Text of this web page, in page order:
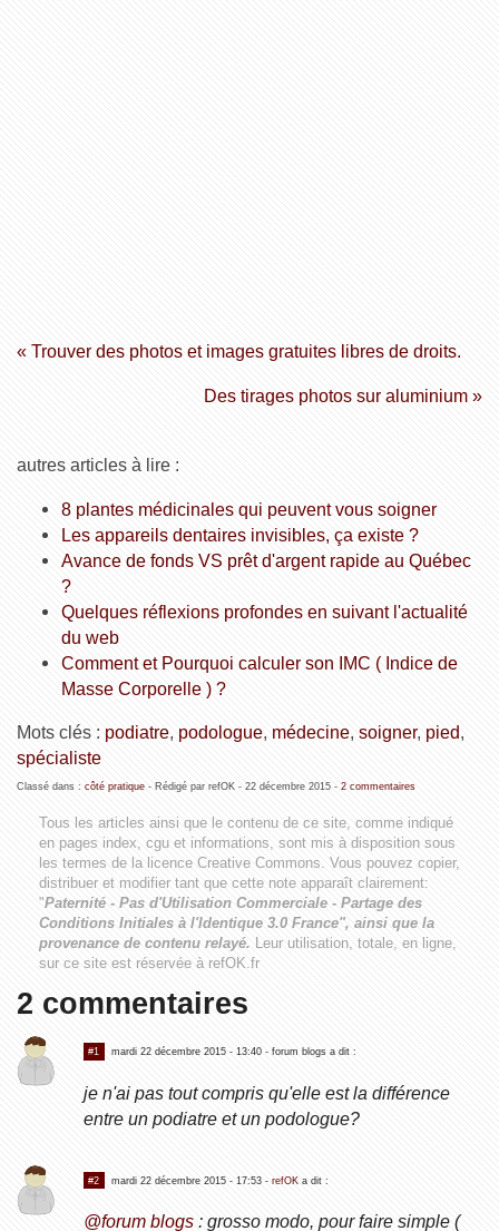
« Trouver des photos et images gratuites libres de droits.
Des tirages photos sur aluminium »
autres articles à lire :
8 plantes médicinales qui peuvent vous soigner
Les appareils dentaires invisibles, ça existe ?
Avance de fonds VS prêt d'argent rapide au Québec
?
Quelques réflexions profondes en suivant l'actualité
du web
Comment et Pourquoi calculer son IMC ( Indice de
Masse Corporelle ) ?
Mots clés : podiatre, podologue, médecine, soigner, pied,
spécialiste
Classé dans : côté pratique- Rédigé par refOK - 22 décembre 2015- 2 commentaires
Tous les articles ainsi que le contenu de ce site, comme indiqué
en pages index, cgu et informations, sont mis à disposition sous
les termes de la licence Creative Commons. Vous pouvez copier,
distribuer et modifier tant que cette note apparaît clairement:
"Paternité - Pas d'Utilisation Commerciale - Partage des
Conditions Initiales à l'Identique 3.0 France", ainsi que la
provenance de contenu relayé. Leur utilisation, totale, en ligne,
sur ce site est réservée à refOK.fr
2 commentaires
#1 mardi 22 décembre 2015 - 13:40- forum blogs a dit :
je n'ai pas tout compris qu'elle est la différence
entre un podiatre et un podologue?
#2 mardi 22 décembre 2015 - 17:53- refOKa dit :
@forum blogs: grosso modo, pour faire simple (